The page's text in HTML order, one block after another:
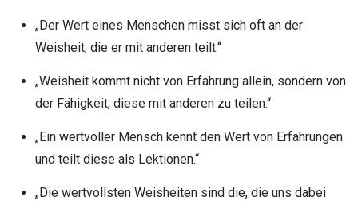
„Der Wert eines Menschen misst sich oft an der
Weisheit, die er mit anderen teilt.“
„Weisheit kommt nicht von Erfahrung allein, sondern von
der Fähigkeit, diese mit anderen zu teilen.“
„Ein wertvoller Mensch kennt den Wert von Erfahrungen
und teilt diese als Lektionen.“
„Die wertvollsten Weisheiten sind die, die uns dabei